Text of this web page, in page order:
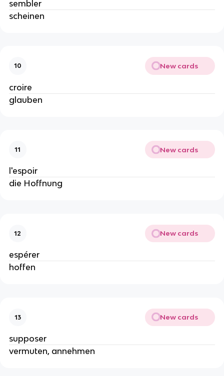
sembler
scheinen
10 New cards
croire
glauben
11 New cards
l'espoir
die Hoffnung
12 New cards
espérer
hoffen
13 New cards
supposer
vermuten, annehmen